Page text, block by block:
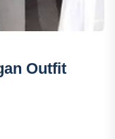
Outfit